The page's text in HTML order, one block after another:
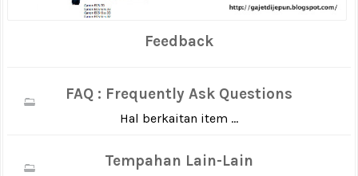
Feedback
FAQ : Frequently Ask Questions
Hal berkaitan item ...
Tempahan Lain-Lain